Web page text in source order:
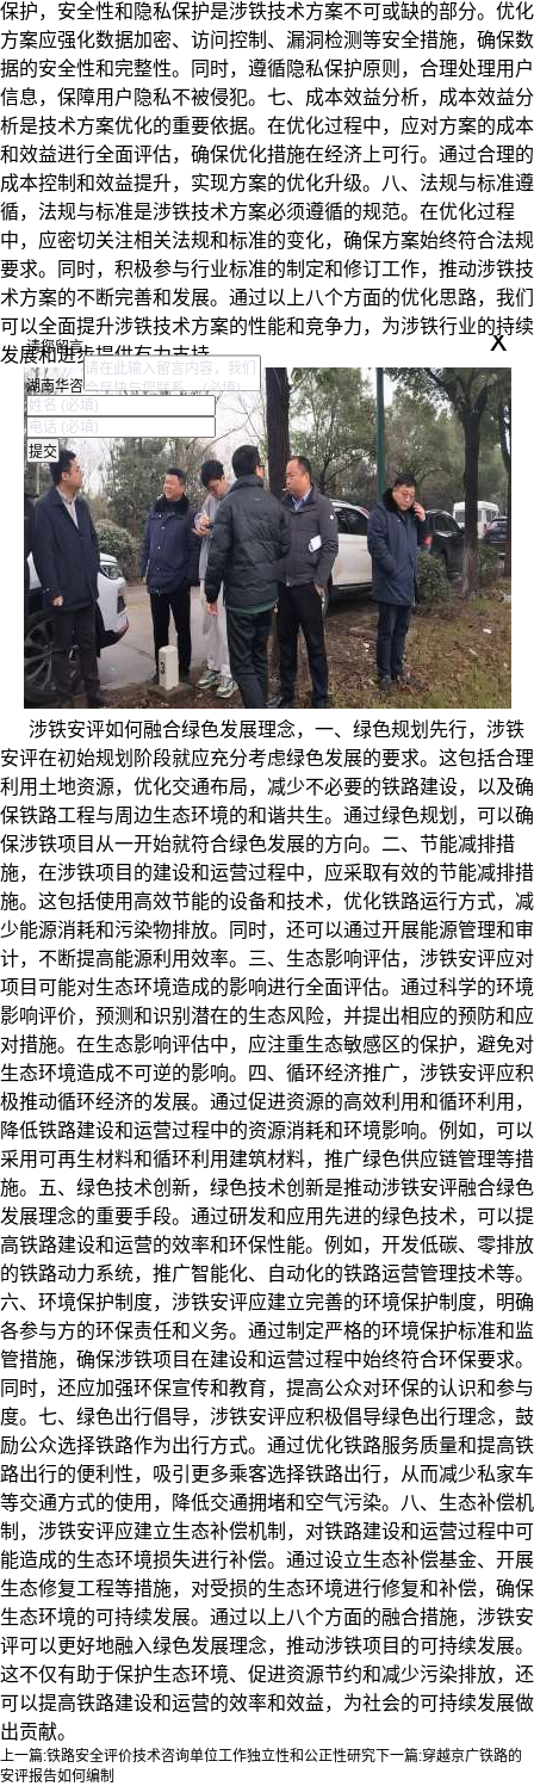
保护， 安全性和隐私保护是涉铁技术方案不可或缺的部分。优化
方案应强化数据加密、访问控制、漏洞检测等安全措施，确保数
据的安全性和完整性。同时，遵循隐私保护原则，合理处理用户
信息，保障用户隐私不被侵犯。 七、成本效益分析， 成本效益分
析是技术方案优化的重要依据。在优化过程中，应对方案的成本
和效益进行全面评估，确保优化措施在经济上可行。通过合理的
成本控制和效益提升，实现方案的优化升级。
八、法规与标准遵
循， 法规与标准是涉铁技术方案必须遵循的规范。在优化过程
中，应密切关注相关法规和标准的变化，确保方案始终符合法规
要求。同时，积极参与行业标准的制定和修订工作，推动涉铁技
术方案的不断完善和发展。 通过以上八个方面的优化思路，我们
可以全面提升涉铁技术方案的性能和竞争力，为涉铁行业的持续
发展和进步提供有力支持。
涉铁安评如何融合绿色发展理念， 一、绿色规划先行， 涉铁
安评在初始规划阶段就应充分考虑绿色发展的要求。这包括合理
利用土地资源，优化交通布局，减少不必要的铁路建设，以及确
保铁路工程与周边生态环境的和谐共生。通过绿色规划，可以确
保涉铁项目从一开始就符合绿色发展的方向。 二、节能减排措
施， 在涉铁项目的建设和运营过程中，应采取有效的节能减排措
施。这包括使用高效节能的设备和技术，优化铁路运行方式，减
少能源消耗和污染物排放。同时，还可以通过开展能源管理和审
计，不断提高能源利用效率。
三、生态影响评估， 涉铁安评应对
项目可能对生态环境造成的影响进行全面评估。通过科学的环境
影响评价，预测和识别潜在的生态风险，并提出相应的预防和应
对措施。在生态影响评估中，应注重生态敏感区的保护，避免对
生态环境造成不可逆的影响。
四、循环经济推广， 涉铁安评应积
极推动循环经济的发展。通过促进资源的高效利用和循环利用，
降低铁路建设和运营过程中的资源消耗和环境影响。例如，可以
采用可再生材料和循环利用建筑材料，推广绿色供应链管理等措
施。
五、绿色技术创新， 绿色技术创新是推动涉铁安评融合绿色
发展理念的重要手段。通过研发和应用先进的绿色技术，可以提
高铁路建设和运营的效率和环保性能。例如，开发低碳、零排放
的铁路动力系统，推广智能化、自动化的铁路运营管理技术等。
六、环境保护制度， 涉铁安评应建立完善的环境保护制度，明确
各参与方的环保责任和义务。通过制定严格的环境保护标准和监
管措施，确保涉铁项目在建设和运营过程中始终符合环保要求。
同时，还应加强环保宣传和教育，提高公众对环保的认识和参与
度。 七、绿色出行倡导， 涉铁安评应积极倡导绿色出行理念，鼓
励公众选择铁路作为出行方式。通过优化铁路服务质量和提高铁
路出行的便利性，吸引更多乘客选择铁路出行，从而减少私家车
等交通方式的使用，降低交通拥堵和空气污染。
八、生态补偿机
制， 涉铁安评应建立生态补偿机制，对铁路建设和运营过程中可
能造成的生态环境损失进行补偿。通过设立生态补偿基金、开展
生态修复工程等措施，对受损的生态环境进行修复和补偿，确保
生态环境的可持续发展。 通过以上八个方面的融合措施，涉铁安
评可以更好地融入绿色发展理念，推动涉铁项目的可持续发展。
这不仅有助于保护生态环境、促进资源节约和减少污染排放，还
可以提高铁路建设和运营的效率和效益，为社会的可持续发展做
出贡献。
上一篇:铁路安全评价技术咨询单位工作独立性和公正性研究 下一篇:穿越京广铁路的
安评报告如何编制
请您留言 x
湖南华咨